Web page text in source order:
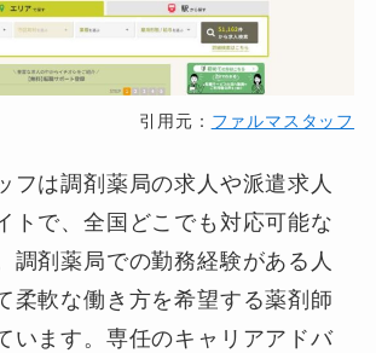
引用元： ファルマスタッフ
フは調剤薬局の求人や派遣求人
トで、全国どこでも対応可能な
調剤薬局での勤務経験がある人
柔軟な働き方を希望する薬剤師
います。専任のキャリアアドバ